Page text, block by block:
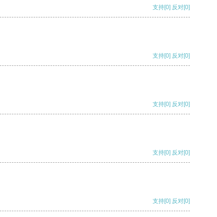
支持[0] 反对[0]
支持[0] 反对[0]
支持[0] 反对[0]
支持[0] 反对[0]
支持[0] 反对[0]